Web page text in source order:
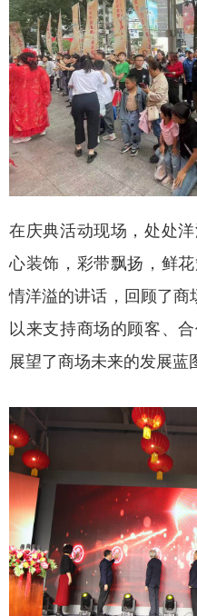
在庆典活动现场，处处
心装饰，彩带飘扬，鲜
情洋溢的讲话，回顾了商
以来支持商场的顾客、
展望了商场未来的发展蓝